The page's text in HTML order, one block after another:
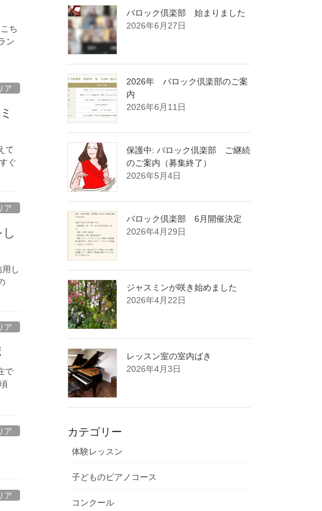
ち
ン
ア
て
ぐ
ア
し
ア
で
ア
ア
バロック倶楽部 始まりました
2026年6月27日
2026年 バロック倶楽部のご案
内
2026年6月11日
保護中: バロック倶楽部 ご継続
のご案内（募集終了）
2026年5月4日
バロック倶楽部 6月開催決定
2026年4月29日
ジャスミンが咲き始めました
2026年4月22日
レッスン室の室内ばき
2026年4月3日
カテゴリー
体験レッスン
子どものピアノコース
コンクール